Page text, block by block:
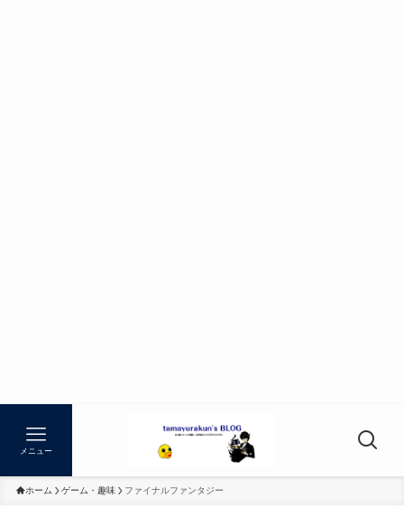
メニュー
ホーム ゲーム・趣味 ファイナルファンタジー